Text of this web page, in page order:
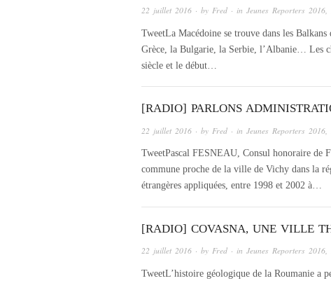
22 juillet 2016 · by Fred · in Jeunes Reporters 2016
TweetLa Macédoine se trouve dans les
Grèce, la Bulgarie, la Serbie, l’Albanie… Les
siècle et le début…
[RADIO] PARLONS
22 juillet 2016 · by Fred · in Jeunes Reporters 2016
TweetPascal FESNEAU, Consul honoraire de
commune proche de la ville de Vichy dans la
étrangères appliquées, entre 1998 et 2002 à…
[RADIO] COVASNA, UNE VILLE
22 juillet 2016 · by Fred · in Jeunes Reporters 2016,
TweetL’histoire géologique de la Roumanie a